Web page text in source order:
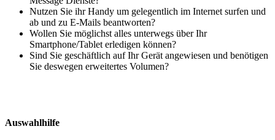
Nutzen Sie ihr Handy um gelegentlich im Internet surfen und
ab und zu E-Mails beantworten?
Wollen Sie möglichst alles unterwegs über Ihr
Smartphone/Tablet erledigen können?
Sind Sie geschäftlich auf Ihr Gerät angewiesen und benötigen
Sie deswegen erweitertes Volumen?
Auswahlhilfe